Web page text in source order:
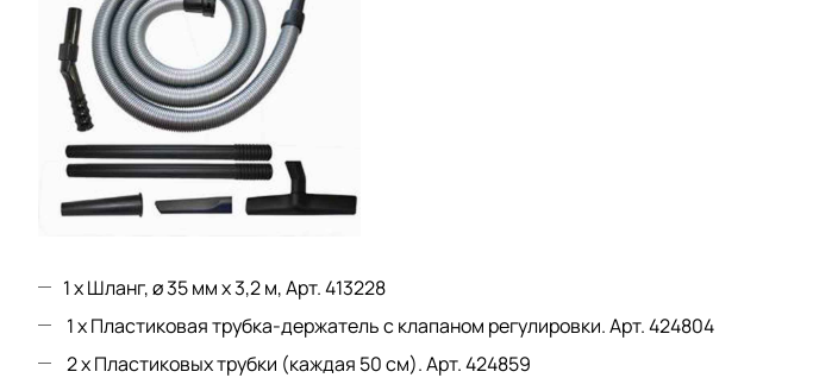
1 x Шланг, ø 35 мм x 3,2 м, Арт. 413228
1 x Пластиковая трубка-держатель с клапаном регулировки. Арт. 424804
2 x Пластиковых трубки (каждая 50 см). Арт. 424859